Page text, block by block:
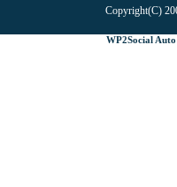
Copyright(C)
WP2Social